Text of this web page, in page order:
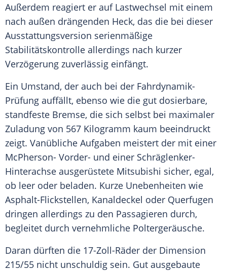
Außerdem reagiert er auf Lastwechsel mit einem
nach außen drängenden Heck, das die bei dieser
Ausstattungsversion serienmäßige
Stabilitätskontrolle allerdings nach kurzer
Verzögerung zuverlässig einfängt.
Ein Umstand, der auch bei der Fahrdynamik-
Prüfung auffällt, ebenso wie die gut dosierbare,
standfeste Bremse, die sich selbst bei maximaler
Zuladung von 567 Kilogramm kaum beeindruckt
zeigt. Vanübliche Aufgaben meistert der mit einer
McPherson- Vorder- und einer Schräglenker-
Hinterachse ausgerüstete Mitsubishi sicher, egal,
ob leer oder beladen. Kurze Unebenheiten wie
Asphalt-Flickstellen, Kanaldeckel oder Querfugen
dringen allerdings zu den Passagieren durch,
begleitet durch vernehmliche Poltergeräusche.
Daran dürften die 17-Zoll-Räder der Dimension
215/55 nicht unschuldig sein. Gut ausgebaute